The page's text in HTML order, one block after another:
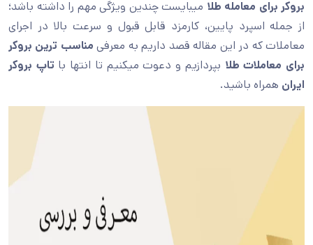
بروکر برای معامله طلا میبایست چندین ویژگی مهم را داشته باشد؛
از جمله اسپرد پایین، کارمزد قابل قبول و سرعت بالا در اجرای
معاملات که در این مقاله قصد داریم به معرفی مناسب ترین بروکر
برای معاملات طلا بپردازیم و دعوت میکنیم تا انتها با تاپ بروکر
ایران همراه باشید.